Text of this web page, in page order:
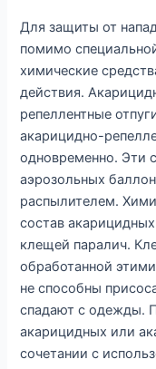
Для защиты от
помимо
химические
действия.
репеллентные
акарицидно-
одновременно. Эти
аэрозольных
распылителем.
состав
клещей паралич.
обработанной
не способны
спадают с одежды.
акарицидных или
сочетании с